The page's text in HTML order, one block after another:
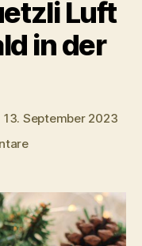
Luft
in der
13. September 2023
zu
liegt
schon
bald